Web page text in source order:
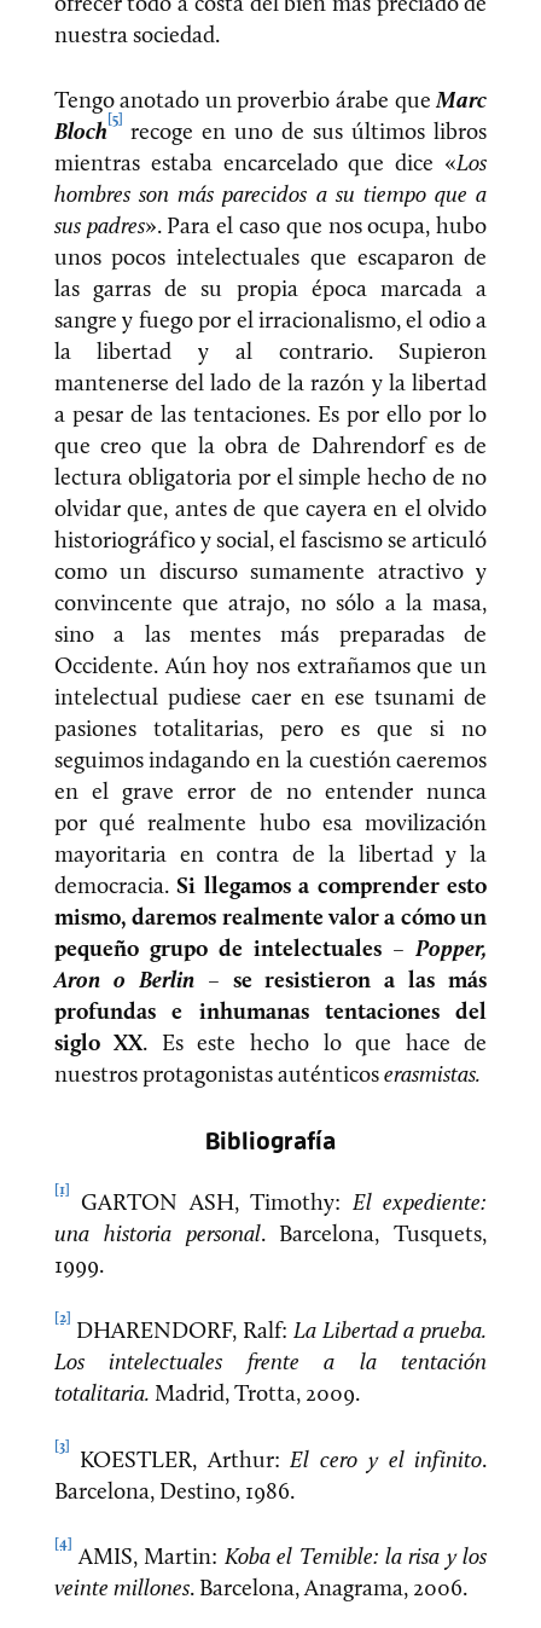
nuestra sociedad.
Tengo anotado un proverbio árabe queMarc
Bloch
[5]
recoge en uno de sus últimos libros
mientras estaba encarcelado que dice «Los
hombres son más parecidos a su tiempo que a
sus padres». Para el caso que nos ocupa, hubo
unos pocos intelectuales que escaparon de
las garras de su propia época marcada a
sangre y fuego por el irracionalismo, el odio a
la libertad y al contrario. Supieron
mantenerse del lado de la razón y la libertad
a pesar de las tentaciones. Es por ello por lo
que creo que la obra de Dahrendorf es de
lectura obligatoria por el simple hecho de no
olvidar que, antes de que cayera en el olvido
historiográfico y social, el fascismo se articuló
como un discurso sumamente atractivo y
convincente que atrajo, no sólo a la masa,
sino a las mentes más preparadas de
Occidente. Aún hoy nos extrañamos que un
intelectual pudiese caer en ese tsunami de
pasiones totalitarias, pero es que si no
seguimos indagando en la cuestión caeremos
en el grave error de no entender nunca
por qué realmente hubo esa movilización
mayoritaria en contra de la libertad y la
democracia.Si llegamos a comprender esto
mismo, daremos realmente valor a cómo un
pequeño grupo de intelectuales –Popper,
Aron o Berlin– se resistieron a las más
profundas e inhumanas tentaciones del
siglo XX. Es este hecho lo que hace de
nuestros protagonistas auténticoserasmistas.
Bibliografía
[1]
GARTON ASH, Timothy: El expediente:
una historia personal. Barcelona, Tusquets,
1999.
[2]
DHARENDORF, Ralf: La Libertad a prueba.
Los intelectuales frente a la tentación
totalitaria. Madrid, Trotta, 2009.
[3]
KOESTLER, Arthur:El cero y el infinito.
Barcelona, Destino, 1986.
[4]
AMIS, Martin: Koba el Temible: la risa y los
veinte millones. Barcelona, Anagrama, 2006.